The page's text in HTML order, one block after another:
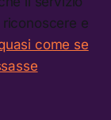
e
come se